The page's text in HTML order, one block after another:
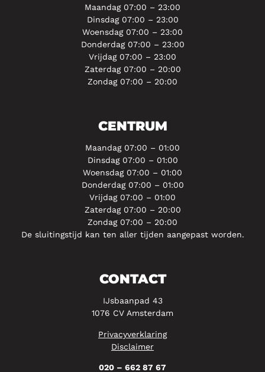
Maandag 07:00 – 23:00
Dinsdag 07:00 – 23:00
Woensdag 07:00 – 23:00
Donderdag 07:00 – 23:00
Vrijdag 07:00 – 23:00
Zaterdag 07:00 – 20:00
Zondag 07:00 – 20:00
CENTRUM
Maandag 07:00 – 01:00
Dinsdag 07:00 – 01:00
Woensdag 07:00 – 01:00
Donderdag 07:00 – 01:00
Vrijdag 07:00 – 01:00
Zaterdag 07:00 – 20:00
Zondag 07:00 – 20:00
De sluitingstijd kan ten aller tijden aangepast worden.
CONTACT
IJsbaanpad 43
1076 CV Amsterdam
Privacyverklaring
Disclaimer
020 – 662 87 67